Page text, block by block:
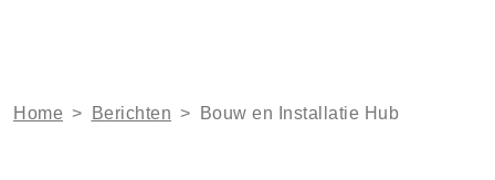
Home > Berichten > Bouw en Installatie Hub